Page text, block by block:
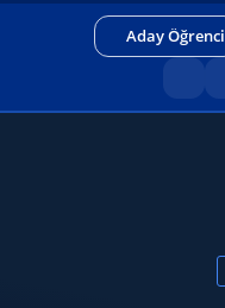
Aday Öğrenci